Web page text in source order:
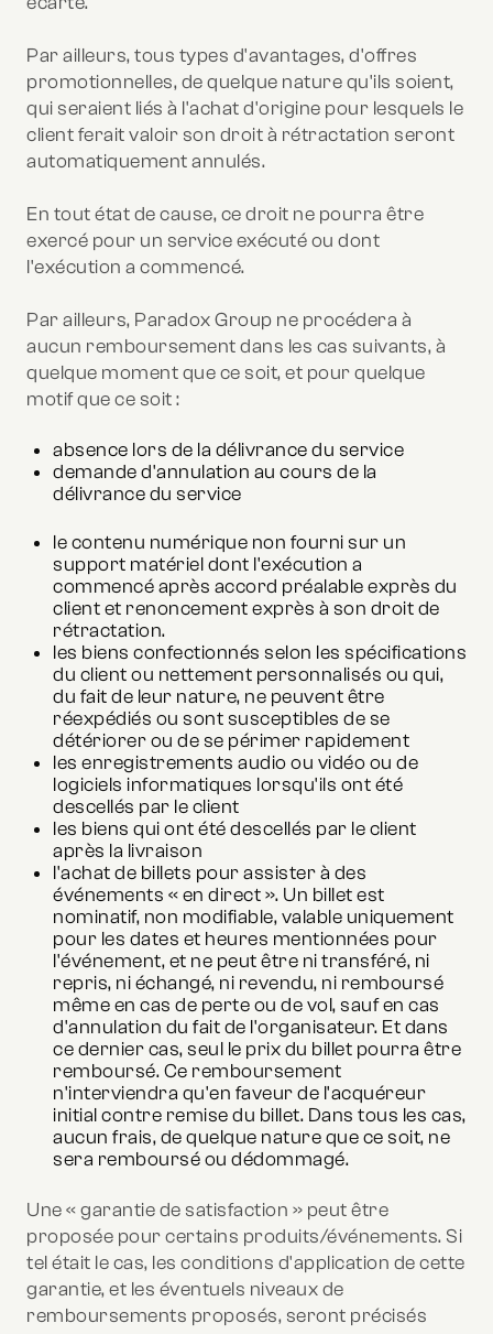
Par ailleurs, tous types d'avantages, d'offres
promotionnelles, de quelque nature qu'ils soient,
qui seraient liés à l'achat d'origine pour lesquels le
client ferait valoir son droit à rétractation seront
automatiquement annulés.
En tout état de cause, ce droit ne pourra être
exercé pour un service exécuté ou dont
l'exécution a commencé.
Par ailleurs, Paradox Group ne procédera à
aucun remboursement dans les cas suivants, à
quelque moment que ce soit, et pour quelque
motif que ce soit :
absence lors de la délivrance du service
demande d'annulation au cours de la
délivrance du service
le contenu numérique non fourni sur un
support matériel dont l'exécution a
commencé après accord préalable exprès du
client et renoncement exprès à son droit de
rétractation.
les biens confectionnés selon les spécifications
du client ou nettement personnalisés ou qui,
du fait de leur nature, ne peuvent être
réexpédiés ou sont susceptibles de se
détériorer ou de se périmer rapidement
les enregistrements audio ou vidéo ou de
logiciels informatiques lorsqu'ils ont été
descellés par le client
les biens qui ont été descellés par le client
après la livraison
l'achat de billets pour assister à des
événements « en direct ». Un billet est
nominatif, non modifiable, valable uniquement
pour les dates et heures mentionnées pour
l'événement, et ne peut être ni transféré, ni
repris, ni échangé, ni revendu, ni remboursé
même en cas de perte ou de vol, sauf en cas
d'annulation du fait de l'organisateur. Et dans
ce dernier cas, seul le prix du billet pourra être
remboursé. Ce remboursement
n'interviendra qu'en faveur de l'acquéreur
initial contre remise du billet. Dans tous les cas,
aucun frais, de quelque nature que ce soit, ne
sera remboursé ou dédommagé.
Une « garantie de satisfaction » peut être
proposée pour certains produits/événements. Si
tel était le cas, les conditions d'application de cette
garantie, et les éventuels niveaux de
remboursements proposés, seront précisés